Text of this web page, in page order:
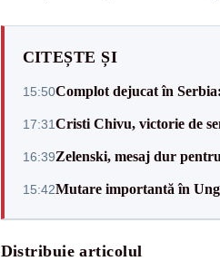
CITEȘTE ȘI
15:50Complot dejucat în
17:31Cristi Chivu, victorie de
16:39Zelenski, mesaj dur
15:42Mutare importantă în
Distribuie articolul